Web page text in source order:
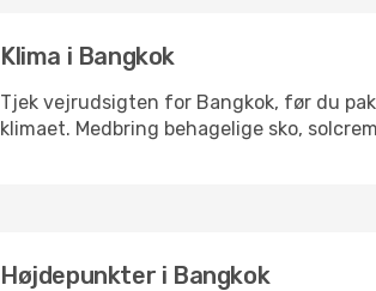
Klima i Bangkok
Tjek vejrudsigten for Bangkok, før du
klimaet. Medbring behagelige sko,
Højdepunkter i Bangkok